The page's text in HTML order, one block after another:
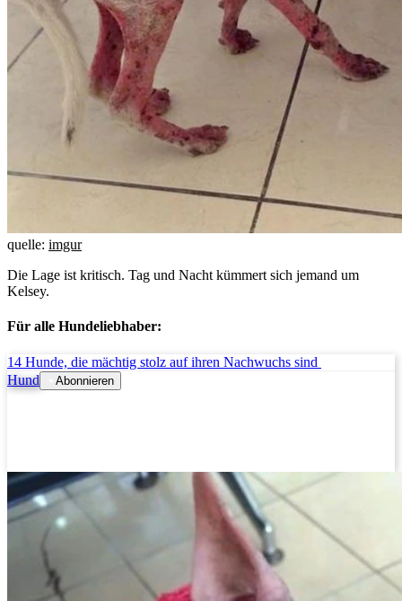
quelle: imgur
Die Lage ist kritisch. Tag und Nacht kümmert sich jemand um
Kelsey.
Für alle Hundeliebhaber:
14 Hunde, die mächtig stolz auf ihren Nachwuchs sind
Hund
Abonnieren